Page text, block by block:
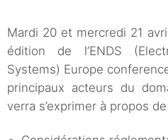
Mardi 20 et mercredi 21
édition de l’ENDS
Systems) Europe
principaux acteurs du
verra s’exprimer à propos